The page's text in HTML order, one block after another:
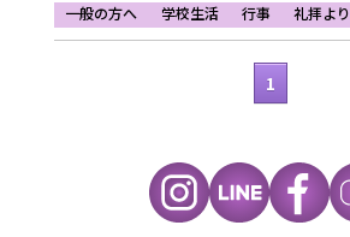
一般の方へ 学校生活 行事 礼拝より
1